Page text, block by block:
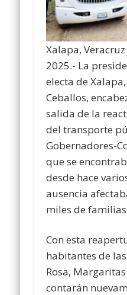
Xalapa,
2025.- La
electa de
Ceballos,
salida de la
del transporte
Gobernadores-
que se
desde hace
ausencia
miles de
Con esta
habitantes de
Rosa,
contarán